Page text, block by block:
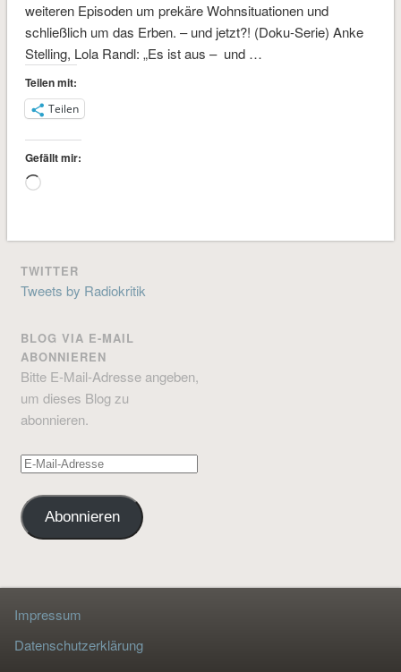
weiteren Episoden um prekäre Wohnsituationen und
schließlich um das Erben. – und jetzt?! (Doku-Serie) Anke
Stelling, Lola Randl: „Es ist aus – und …
Teilen mit:
Teilen
Gefällt mir:
Wird
TWITTER
Tweets by Radiokritik
BLOG VIA E-MAIL
ABONNIEREN
Bitte E-Mail-Adresse angeben,
um dieses Blog zu
abonnieren.
E-
Adresse
Abonnieren
Impressum
Datenschutzerklärung